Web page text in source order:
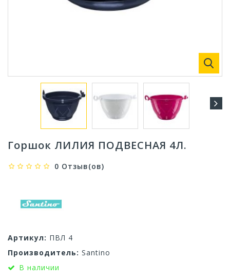
Горшок ЛИЛИЯ ПОДВЕСНАЯ 4Л.
0 Отзыв(ов)
Артикул: ПВЛ 4
Производитель: Santino
В наличии